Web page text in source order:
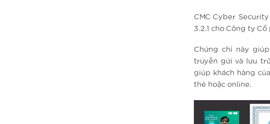
CMC Cyber
3.2.1 cho Công ty
Chứng chỉ này
truyền gửi và lưu
giúp khách hàng
thẻ hoặc online.